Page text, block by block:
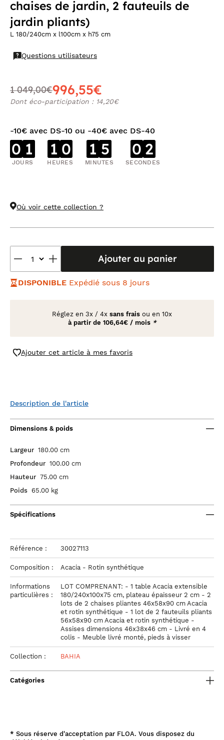
chaises de jardin, 2 fauteuils de
jardin pliants)
L 180/240cm x l100cm x h75 cm
Questions utilisateurs
1 049,00€996,55€
Dont éco-participation : 14,20€
-10€ avec DS-10 ou -40€ avec DS-40
0 1
JOURS
1 0
HEURES
1 5
MINUTES
0 2
SECONDES
Où voir cette collection ?
Ajouter au panier
DISPONIBLE Expédié sous 8 jours
Réglez en 3x / 4x sans frais ou en 10x
à partir de 106,64€ / mois *
Ajouter cet article à mes favoris
Description de l'article
Dimensions & poids
Largeur 180.00 cm
Profondeur 100.00 cm
Hauteur 75.00 cm
Poids 65.00 kg
Spécifications
Référence : 30027113
Composition : Acacia - Rotin synthétique
Informations
particulières :
LOT COMPRENANT: - 1 table Acacia extensible
180/240x100x75 cm, plateau épaisseur 2 cm - 2
lots de 2 chaises pliantes 46x58x90 cm Acacia
et rotin synthétique - 1 lot de 2 fauteuils pliants
56x58x90 cm Acacia et rotin synthétique -
Assises dimensions 46x38x46 cm - Livré en 4
colis - Meuble livré monté, pieds à visser
Collection : BAHIA
Catégories
* Sous réserve d'acceptation par FLOA. Vous disposez du